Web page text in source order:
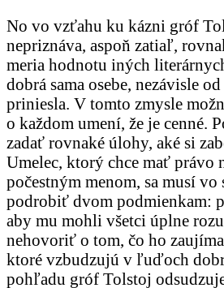
No vo vzťahu ku kázni gróf
nepriznáva, aspoň zatiaľ,
meria hodnotu iných
dobrá sama osebe, nezávisle
priniesla. V tomto zmysle
o každom umení, že je cenné.
zadať rovnaké úlohy, aké si
Umelec, ktorý chce mať právo
počestným menom, sa musí
podrobiť dvom podmienkam:
aby mu mohli všetci úplne
nehovoriť o tom, čo ho
ktoré vzbudzujú v ľuďoch
pohľadu gróf Tolstoj